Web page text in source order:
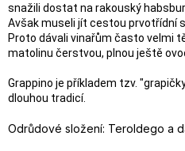
snažili dostat na rakouský
Avšak museli jít cestou prvotřídní
Proto dávali vinařům často velmi
matolinu čerstvou, plnou ještě
Grappino je příkladem tzv.
dlouhou tradicí.
Odrůdové složení: Teroldego a